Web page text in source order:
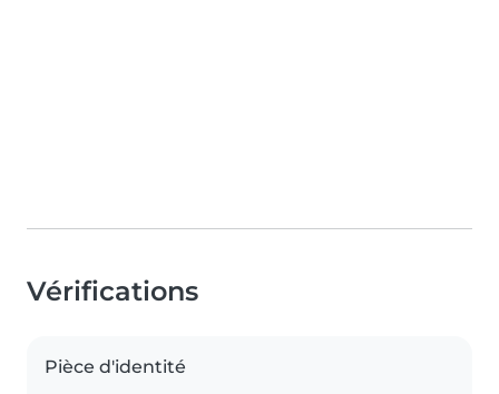
Vérifications
Pièce d'identité